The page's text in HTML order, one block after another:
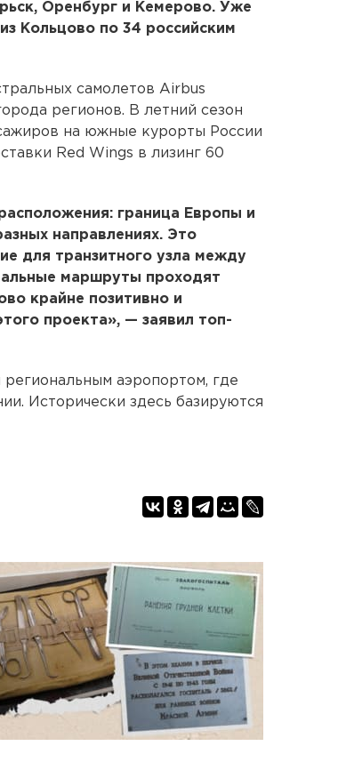
Оренбург и Кемерово. Уже
Кольцово по 34 российским
самолетов Airbus
регионов. В летний сезон
на южные курорты России
Red Wings в лизинг 60
граница Европы и
направлениях. Это
для транзитного узла между
маршруты проходят
крайне позитивно и
проекта», — заявил топ-
аэропортом, где
Исторически здесь базируются